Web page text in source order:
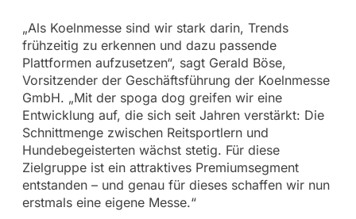
„Als Koelnmesse sind wir stark darin, Trends
frühzeitig zu erkennen und dazu passende
Plattformen aufzusetzen“, sagt Gerald Böse,
Vorsitzender der Geschäftsführung der Koelnmesse
GmbH. „Mit der spoga dog greifen wir eine
Entwicklung auf, die sich seit Jahren verstärkt: Die
Schnittmenge zwischen Reitsportlern und
Hundebegeisterten wächst stetig. Für diese
Zielgruppe ist ein attraktives Premiumsegment
entstanden – und genau für dieses schaffen wir nun
erstmals eine eigene Messe.“